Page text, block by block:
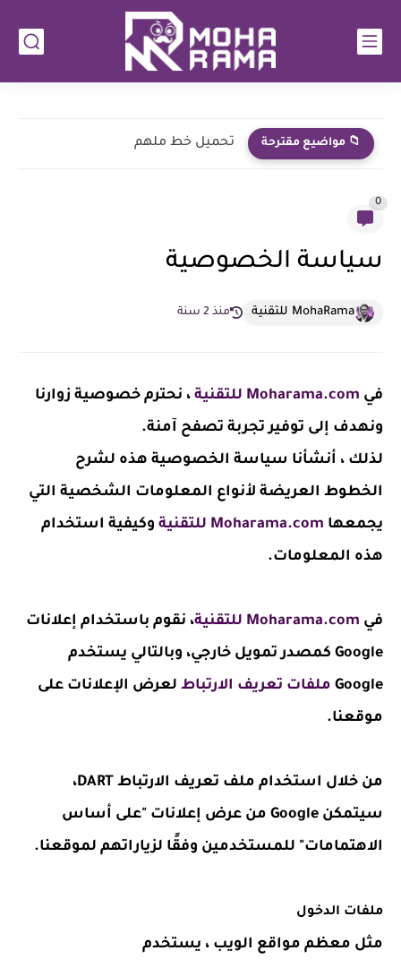
📁 مواضيع مقترحة تحميل خط ملهم
0
سياسة الخصوصية
MohaRama للتقنية منذ 2 سنة
في Moharama.com للتقنية
، نحترم خصوصية زوارنا
ونهدف إلى توفير تجربة تصفح آمنة.
لذلك ، أنشأنا سياسة الخصوصية هذه لشرح
الخطوط العريضة لأنواع المعلومات الشخصية التي
يجمعها Moharama.com للتقنية
وكيفية استخدام
هذه المعلومات.
في Moharama.com للتقنية
، نقوم باستخدام إعلانات
Google كمصدر تمويل خارجي، وبالتالي يستخدم
Google ملفات تعريف الارتباط لعرض الإعلانات على
موقعنا.
من خلال استخدام ملف تعريف الارتباط DART،
سيتمكن Google من عرض إعلانات "على أساس
الاهتمامات" للمستخدمين وفقًا لزياراتهم لموقعنا.
ملفات الدخول
مثل معظم مواقع الويب ، يستخدم